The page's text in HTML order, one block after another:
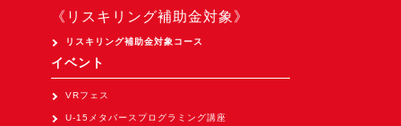
製造現場を革新する！『XR Worksupport Hub』開発中
《企業研修》
《リスキリング補助金対象》
リスキリング補助金対象コース
イベント
VRフェス
U-15メタバースプログラミング講座